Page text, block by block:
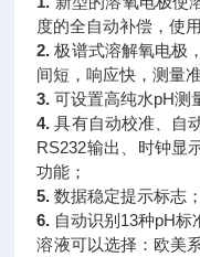
度的全自动补偿，使
2. 极谱式溶解氧电极
间短，响应快，测量
3. 可设置高纯水pH测
4. 具有自动校准、自
RS232输出、时钟显
功能；
5. 数据稳定提示标志；
6. 自动识别13种pH
溶液可以选择：欧美